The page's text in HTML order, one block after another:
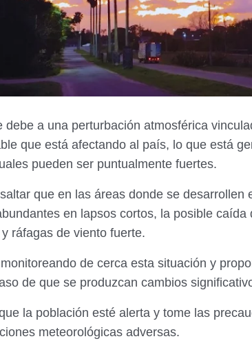
debe a una perturbación atmosférica
que está afectando al país, lo que está
pueden ser puntualmente fuertes.
que en las áreas donde se desarrollen
en lapsos cortos, la posible caída
ráfagas de viento fuerte.
de cerca esta situación y
de que se produzcan cambios
la población esté alerta y tome las
meteorológicas adversas.